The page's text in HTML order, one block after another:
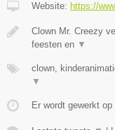
Website: https://
Clown Mr. Creezy
feesten en ▼
clown,
▼
Er wordt gewerkt